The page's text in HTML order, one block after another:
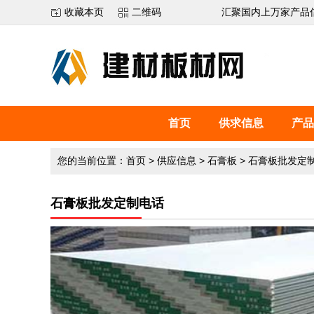
收藏本页 二维码 汇聚国内上万家产品
首页 供求信息 产
您的当前位置： 首页 > 供应信息 > 石膏板 > 石膏板批发定
石膏板批发定制电话